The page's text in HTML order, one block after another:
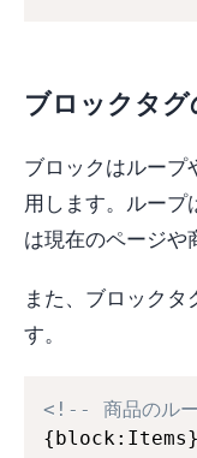
ブロックタグ
ブロックはループ
用します。ループ
は現在のページや
また、ブロック
す。
<!-- 商品のル
{block:Items}